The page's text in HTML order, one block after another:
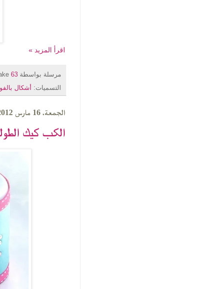
اقرأ المزيد »
مرسلة بواسطة63 التعليقات
التسميات:
أشكال
الجمعة، 16 مارس 2012
الكب كيك